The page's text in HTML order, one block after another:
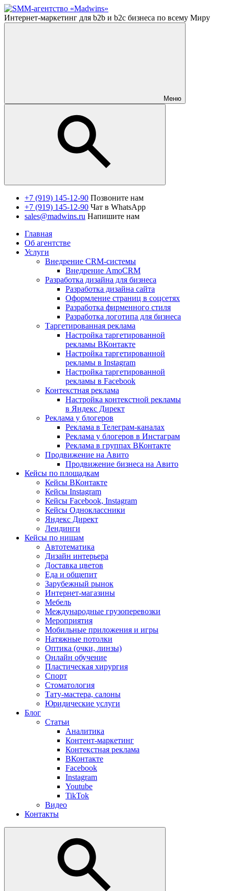
Интернет-маркетинг для b2b и b2c бизнеса по всему Миру
Меню
+7 (919) 145-12-90 Позвоните нам
+7 (919) 145-12-90 Чат в WhatsApp
sales@madwins.ru Напишите нам
Главная
Об агентстве
Услуги
Внедрение CRM-системы
Внедрение AmoCRM
Разработка дизайна для бизнеса
Разработка дизайна сайта
Оформление страниц в соцсетях
Разработка фирменного стиля
Разработка логотипа для бизнеса
Таргетированная реклама
Настройка таргетированной
рекламы ВКонтакте
Настройка таргетированной
рекламы в Instagram
Настройка таргетированной
рекламы в Facebook
Контекстная реклама
Настройка контекстной рекламы
в Яндекс Директ
Реклама у блогеров
Реклама в Телеграм-каналах
Реклама у блогеров в Инстаграм
Реклама в группах ВКонтакте
Продвижение на Авито
Продвижение бизнеса на Авито
Кейсы по площадкам
Кейсы ВКонтакте
Кейсы Instagram
Кейсы Facebook, Instagram
Кейсы Одноклассники
Яндекс Директ
Лендинги
Кейсы по нишам
Автотематика
Дизайн интерьера
Доставка цветов
Еда и общепит
Зарубежный рынок
Интернет-магазины
Мебель
Международные грузоперевозки
Мероприятия
Мобильные приложения и игры
Натяжные потолки
Оптика (очки, линзы)
Онлайн обучение
Пластическая хирургия
Спорт
Стоматология
Тату-мастера, салоны
Юридические услуги
Блог
Статьи
Аналитика
Контент-маркетинг
Контекстная реклама
ВКонтакте
Facebook
Instagram
Youtube
TikTok
Видео
Контакты